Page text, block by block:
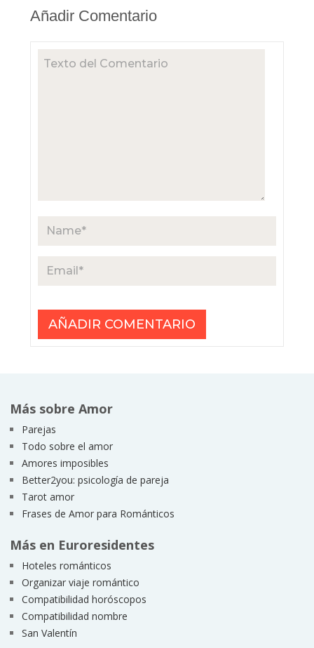
Añadir Comentario
Más sobre Amor
Parejas
Todo sobre el amor
Amores imposibles
Better2you: psicología de pareja
Tarot amor
Frases de Amor para Románticos
Más en Euroresidentes
Hoteles románticos
Organizar viaje romántico
Compatibilidad horóscopos
Compatibilidad nombre
San Valentín